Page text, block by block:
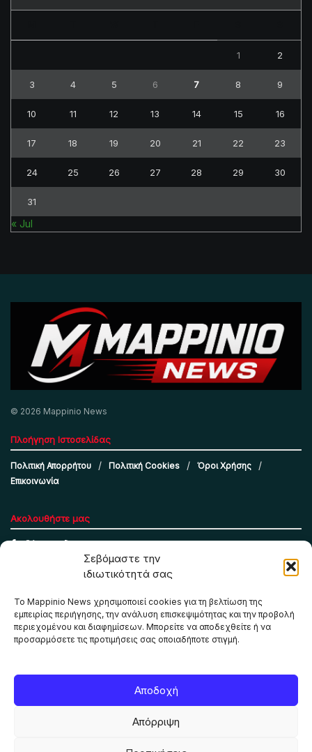
Σεβόμαστε την
ιδιωτικότητά σας
Το Mappinio News χρησιμοποιεί cookies για τη βελτίωση της
εμπειρίας περιήγησης, την ανάλυση επισκεψιμότητας και την προβολή
περιεχομένου και διαφημίσεων. Μπορείτε να αποδεχθείτε ή να
προσαρμόσετε τις προτιμήσεις σας οποιαδήποτε στιγμή.
Αποδοχή
Απόρριψη
1 2
3 4 5 6 7 8 9
10 11 12 13 14 15 16
17 18 19 20 21 22 23
24 25 26 27 28 29 30
31
« Jul
© 2026 Mappinio News
Πλοήγηση Ιστοσελίδας
Πολιτική Απορρήτου Πολιτική Cookies
Όροι Χρήσης
Επικοινωνία
Ακολουθήστε μας
Το Mappinio.net χρησιμοποιεί cookies για τη σωστή
λειτουργία της ιστοσελίδας, την ανάλυση επισκεψιμότητας
και την προβολή εξατομικευμένου περιεχομένου. Πατώντας